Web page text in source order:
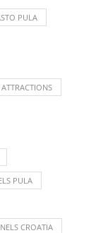
PULA
PULA
CROATIA